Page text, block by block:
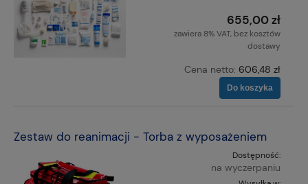
655,00 zł
zawiera 8% VAT, bez kosztów
dostawy
Cena netto: 606,48 zł
Do koszyka
Zestaw do reanimacji - Torba z wyposażeniem
Dostępność:
na wyczerpaniu